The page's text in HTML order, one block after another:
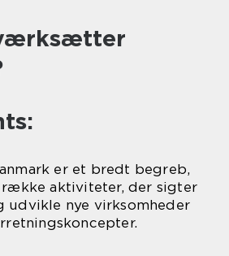
er et bredt begreb,
aktiviteter, der sigter
udvikle nye virksomheder